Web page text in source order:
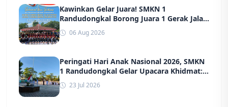
Kawinkan Gelar Juara! SMKN 1
Randudongkal Borong Juara 1 Gerak Jalan
Putra dan Putri HUT ke-81 RI Kecamatan
Randudongkal
06 Aug 2026
Peringati Hari Anak Nasional 2026, SMKN
1 Randudongkal Gelar Upacara Khidmat:
Tegaskan Komitmen Wujudkan
Lingkungan Belajar yang Aman, Ramah,
23 Jul 2026